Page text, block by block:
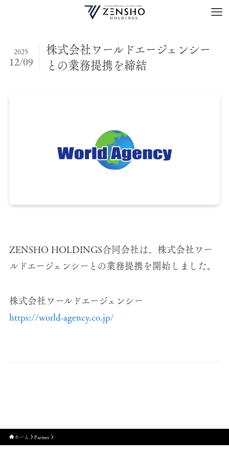
株式会社ワールドエージェンシー
との業務提携を締結
2025
12/09
ZENSHO HOLDINGS合同会社は、株式会社ワー
ルドエージェンシーとの業務提携を開始しました。
株式会社ワールドエージェンシー
https://world-agency.co.jp/
ホーム Partner